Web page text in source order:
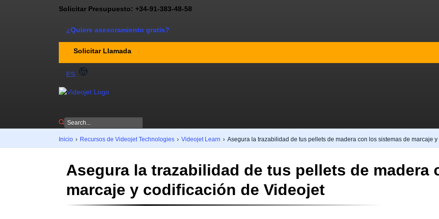
Solicitar Presupuesto: +34-91-383-48-58
¿Quiere asesoramiento gratis?
Solicitar Llamada
ES
Inicio › Recursos de Videojet Technologies › Videojet Learn › Asegura la trazabilidad de tus pellets de madera con los sistemas de marcaje
Asegura la trazabilidad de tus pellets de madera
marcaje y codificación de Videojet